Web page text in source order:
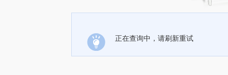
正在查询中，请刷新重试